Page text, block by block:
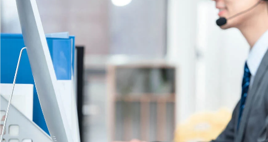
резервоар за складиштење
житарица, резервоар за
складиштење уља